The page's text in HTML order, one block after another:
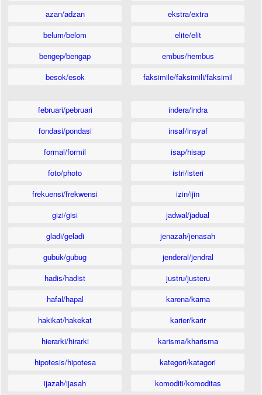
azan/adzan
belum/belom
bengep/bengap
besok/esok
ekstra/extra
elite/elit
embus/hembus
faksimile/faksimili/faksimil
februari/pebruari
fondasi/pondasi
formal/formil
foto/photo
frekuensi/frekwensi
gizi/gisi
gladi/geladi
gubuk/gubug
hadis/hadist
hafal/hapal
hakikat/hakekat
hierarki/hirarki
hipotesis/hipotesa
ijazah/ijasah
indera/indra
insaf/insyaf
isap/hisap
istri/isteri
izin/ijin
jadwal/jadual
jenazah/jenasah
jenderal/jendral
justru/justeru
karena/karna
karier/karir
karisma/kharisma
kategori/katagori
komoditi/komoditas